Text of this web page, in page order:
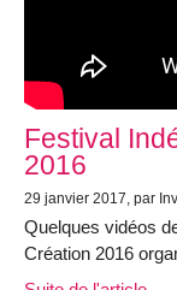
Festival
2016
29 janvier 2017, par
Quelques vidéos
Création 2016